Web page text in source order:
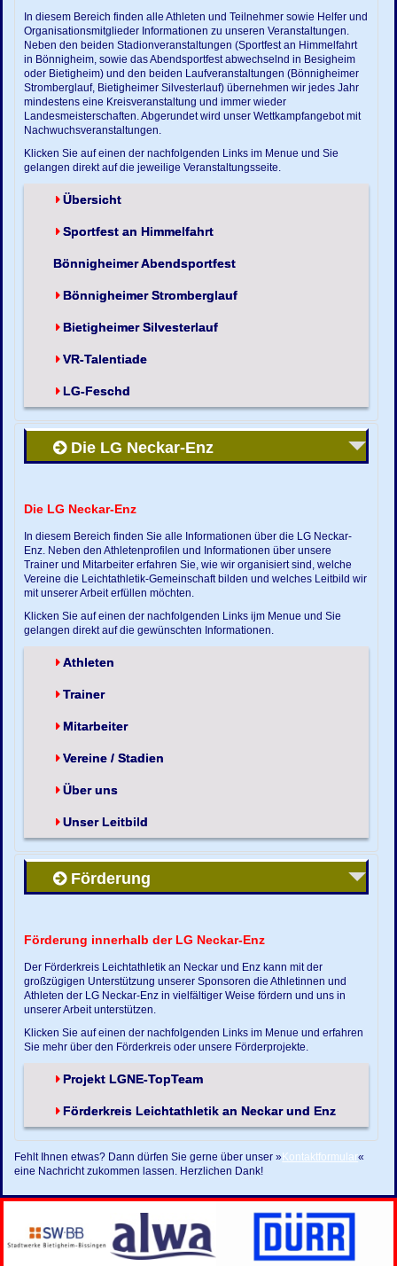
In diesem Bereich finden alle Athleten und Teilnehmer sowie Helfer und
Organisationsmitglieder Informationen zu unseren Veranstaltungen.
Neben den beiden Stadionveranstaltungen (Sportfest an Himmelfahrt
in Bönnigheim, sowie das Abendsportfest abwechselnd in Besigheim
oder Bietigheim) und den beiden Laufveranstaltungen (Bönnigheimer
Stromberglauf, Bietigheimer Silvesterlauf) übernehmen wir jedes Jahr
mindestens eine Kreisveranstaltung und immer wieder
Landesmeisterschaften. Abgerundet wird unser Wettkampfangebot mit
Nachwuchsveranstaltungen.
Klicken Sie auf einen der nachfolgenden Links im Menue und Sie
gelangen direkt auf die jeweilige Veranstaltungsseite.
Übersicht
Sportfest an Himmelfahrt
Bönnigheimer Abendsportfest
Bönnigheimer Stromberglauf
Bietigheimer Silvesterlauf
VR-Talentiade
LG-Feschd
Die LG Neckar-Enz
Die LG Neckar-Enz
In diesem Bereich finden Sie alle Informationen über die LG Neckar-
Enz. Neben den Athletenprofilen und Informationen über unsere
Trainer und Mitarbeiter erfahren Sie, wie wir organisiert sind, welche
Vereine die Leichtathletik-Gemeinschaft bilden und welches Leitbild wir
mit unserer Arbeit erfüllen möchten.
Klicken Sie auf einen der nachfolgenden Links ijm Menue und Sie
gelangen direkt auf die gewünschten Informationen.
Athleten
Trainer
Mitarbeiter
Vereine / Stadien
Über uns
Unser Leitbild
Förderung
Förderung innerhalb der LG Neckar-Enz
Der Förderkreis Leichtathletik an Neckar und Enz kann mit der
großzügigen Unterstützung unserer Sponsoren die Athletinnen und
Athleten der LG Neckar-Enz in vielfältiger Weise fördern und uns in
unserer Arbeit unterstützen.
Klicken Sie auf einen der nachfolgenden Links im Menue und erfahren
Sie mehr über den Förderkreis oder unsere Förderprojekte.
Projekt LGNE-TopTeam
Förderkreis Leichtathletik an Neckar und Enz
Fehlt Ihnen etwas? Dann dürfen Sie gerne über unser »Kontaktformular«
eine Nachricht zukommen lassen. Herzlichen Dank!